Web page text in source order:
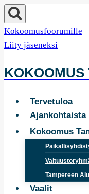
Siirry
sisältöön
Kokoomusfoorumille
Liity jäseneksi
KOKOOMUS
Tervetuloa
Ajankohtaista
Kokoomus
Tampereen
Vaalit